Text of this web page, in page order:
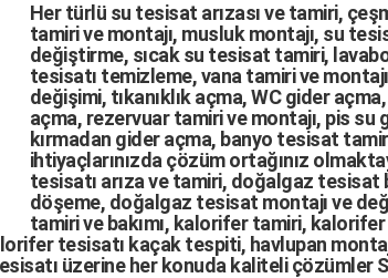
Her türlü su tesisat arızasıve tamiri,
tamirivemontajı, musluk montajı, su
değiştirme, sıcak su tesisat tamiri,
tesisatı temizleme,vana tamirivemontajı
değişimi, tıkanıklık açma,WC gider açma,
açma, rezervuar tamirive montajı, pis su
kırmadan gider açma, banyo tesisat
ihtiyaçlarınızda çözüm ortağınız
tesisatı arızave tamiri, doğalgaz tesisat
döşeme, doğalgaz tesisat montajıve
tamiri ve bakımı, kalorifer tamiri,
tesisatı kaçak tespiti, havlupan
üzerine her konuda kaliteli çözümler